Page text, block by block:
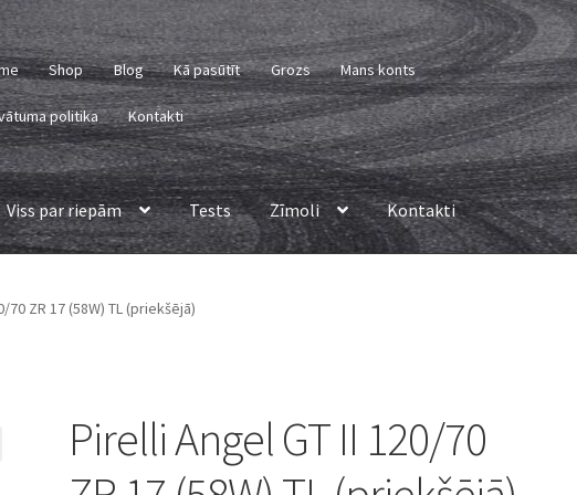
Shop Blog Kā pasūtīt Grozs Mans konts
politika Kontakti
Viss par riepām Tests Zīmoli Kontakti
70 ZR 17 (58W) TL (priekšējā)
Pirelli Angel GT II 120/70